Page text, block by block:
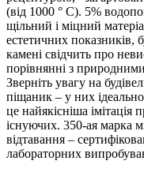
(від 1000 ° C). 5%
щільний і міцний
естетичних показників,
камені свідчить про
порівнянні з
Зверніть увагу на
піщаник – у них
це найякісніша імітація
існуючих. 350-ая марка
відтавання –
лабораторних